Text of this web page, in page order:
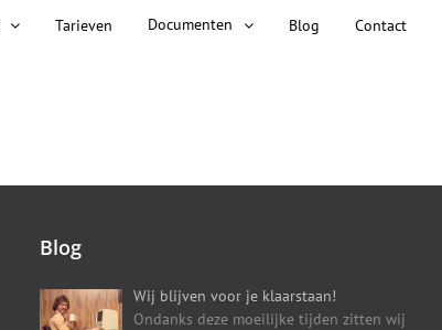
Tarieven Documenten Blog Contact
Blog
Wij blijven voor je klaarstaan!
Ondanks deze moeilijke tijden zitten wij